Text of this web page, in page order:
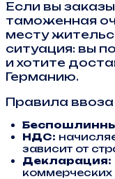
Если вы
таможенная
месту
ситуация: вы
и хотите
Германию.
Правила ввоза
НДС:
зависит от
Декларация:
коммерческих